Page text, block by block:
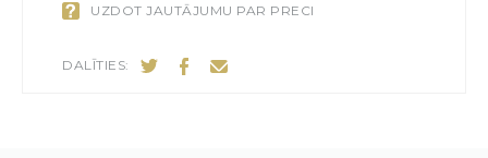
UZDOT JAUTĀJUMU PAR PRECI
DALĪTIES: